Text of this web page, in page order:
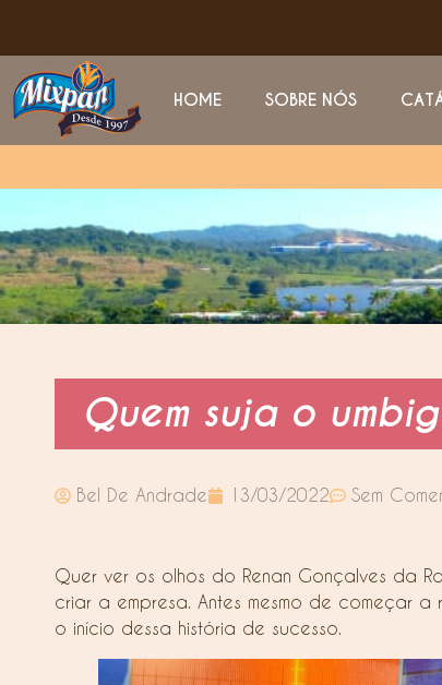
HOME SOBRE NÓS
Quem suja o
Bel De Andrade 13/03/2022 Sem
Quer ver os olhos do Renan Gonçalves da
criar a empresa. Antes mesmo de começar
o início dessa história de sucesso.